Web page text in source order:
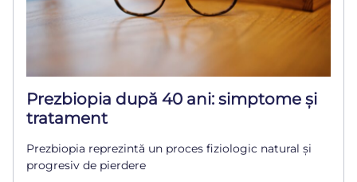
Prezbiopia după 40 ani: simptome și
tratament
Prezbiopia reprezintă un proces fiziologic natural și
progresiv de pierdere